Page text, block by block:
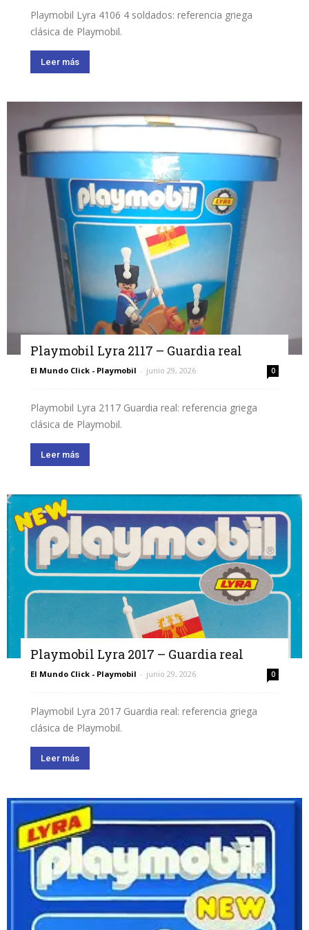
Playmobil Lyra 4106 4 soldados: referencia griega
clásica de Playmobil.
Leer más
Playmobil Lyra 2117 – Guardia real
El Mundo Click - Playmobil - junio 29, 2026 0
Playmobil Lyra 2117 Guardia real: referencia griega
clásica de Playmobil.
Leer más
Playmobil Lyra 2017 – Guardia real
El Mundo Click - Playmobil - junio 29, 2026 0
Playmobil Lyra 2017 Guardia real: referencia griega
clásica de Playmobil.
Leer más